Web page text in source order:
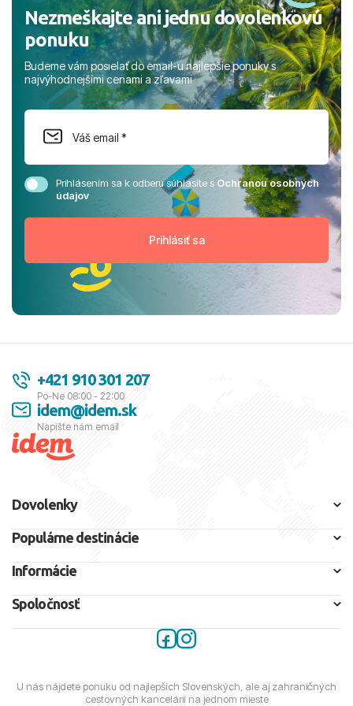
Nezmeškajte ani jednu dovolenkovú
ponuku
Budeme vám posielať do email-u najlepšie ponuky s
najvýhodnejšími cenami a zľavami
Prihlásením sa k odberu súhlasíte sOchranou osobných
údajov
+421 910 301 207
Po-Ne 08:00 - 22:00
idem@idem.sk
Napíšte nám email
Dovolenky
Populárne destinácie
Informácie
Spoločnosť
U nás nájdete ponuku od najlepších Slovenských, ale aj zahraničných
cestovných kancelárií na jednom mieste